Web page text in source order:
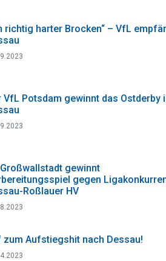
richtig harter Brocken“ – VfL
VfL Potsdam gewinnt das Ostderby
gewinnt
gegen
Roßlauer HV
zum Aufstiegshit nach Dessau!